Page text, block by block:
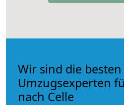
Wir sind die besten
Umzugsexperten
nach Celle